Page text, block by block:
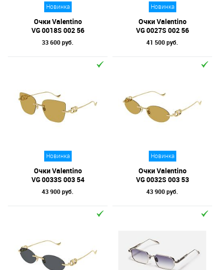
Новинка
Очки Valentino
VG 0018S 002 56
33 600 руб.
Новинка
Очки Valentino
VG 0027S 002 56
41 500 руб.
Новинка
Очки Valentino
VG 0033S 003 54
43 900 руб.
Новинка
Очки Valentino
VG 0032S 003 53
43 900 руб.